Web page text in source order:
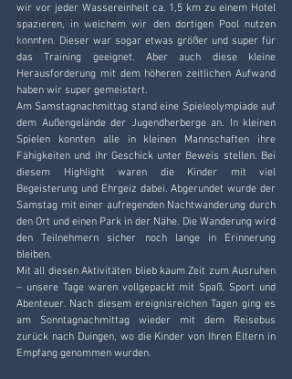
JSG Leinebergland
Berglauf
wir vor jeder Wassereinheit ca. 1,5 km zu einem Hotel
spazieren, in welchem wir den dortigen Pool nutzen
konnten. Dieser war sogar etwas größer und super für
das Training geeignet. Aber auch diese kleine
Herausforderung mit dem höheren zeitlichen Aufwand
haben wir super gemeistert.
Am Samstagnachmittag stand eine Spieleolympiade auf
dem Außengelände der Jugendherberge an. In kleinen
Spielen konnten alle in kleinen Mannschaften ihre
Fähigkeiten und ihr Geschick unter Beweis stellen. Bei
diesem Highlight waren die Kinder mit viel
Begeisterung und Ehrgeiz dabei. Abgerundet wurde der
Samstag mit einer aufregenden Nachtwanderung durch
den Ort und einen Park in der Nähe. Die Wanderung wird
den Teilnehmern sicher noch lange in Erinnerung
bleiben.
Mit all diesen Aktivitäten blieb kaum Zeit zum Ausruhen
– unsere Tage waren vollgepackt mit Spaß, Sport und
Abenteuer. Nach diesem ereignisreichen Tagen ging es
am Sonntagnachmittag wieder mit dem Reisebus
zurück nach Duingen, wo die Kinder von Ihren Eltern in
Empfang genommen wurden.